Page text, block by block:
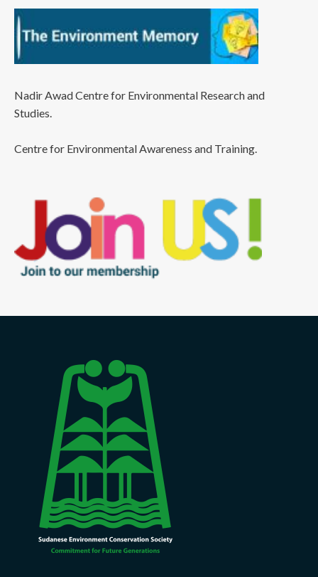
Nadir Awad Centre for Environmental Research and
Studies.
Centre for Environmental Awareness and Training.